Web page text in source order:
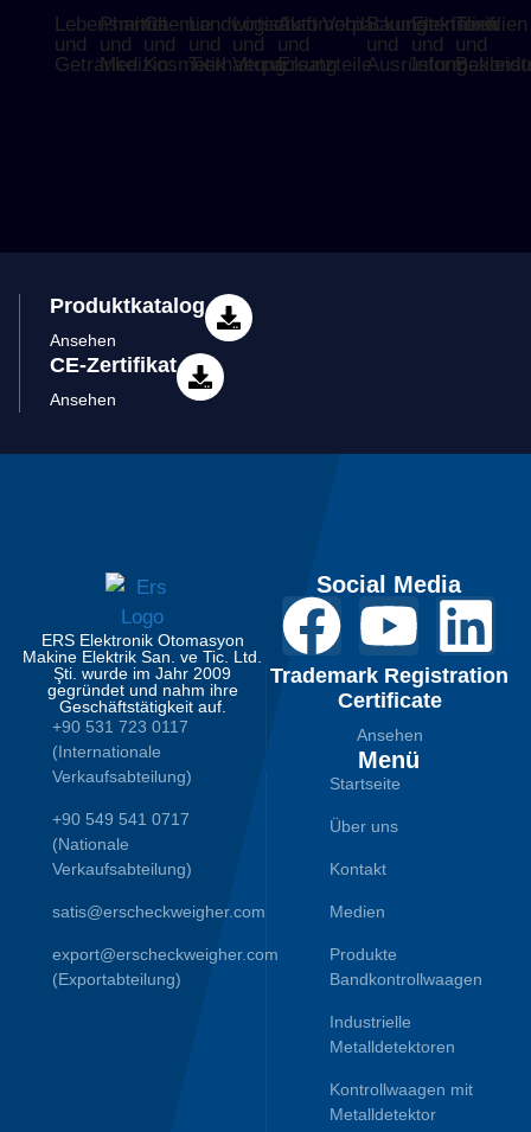
Lebensmittel
und
Getränke
Pharma
und
Medizin
Chemie
und
Kosmetik
Landwirtschaft
und
Tierhaltung
Logistik
und
Verpackung
Automobil
und
Ersatzteile
Verpackung
Baumaterialien
und
Ausrüstung
Elektronik
und
Textilien
und
Produktkatalog
Ansehen
CE-Zertifikat
Ansehen
ERS Elektronik Otomasyon
Makine Elektrik San. ve Tic. Ltd.
Şti. wurde im Jahr 2009
gegründet und nahm ihre
Geschäftstätigkeit auf.
+90 531 723 0117
(Internationale
Verkaufsabteilung)
+90 549 541 0717
(Nationale
Verkaufsabteilung)
satis@erscheckweigher.com
export@erscheckweigher.com
(Exportabteilung)
Social Media
Trademark Registration
Certificate
Ansehen
Menü
Startseite
Über uns
Kontakt
Medien
Produkte
Bandkontrollwaagen
Industrielle
Metalldetektoren
Kontrollwaagen mit
Metalldetektor